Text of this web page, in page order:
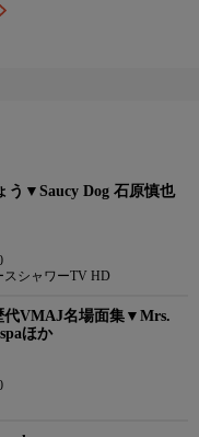
う▼Saucy Dog 石原慎也
シャワーTV HD
代VMAJ名場面集▼Mrs.
ほか